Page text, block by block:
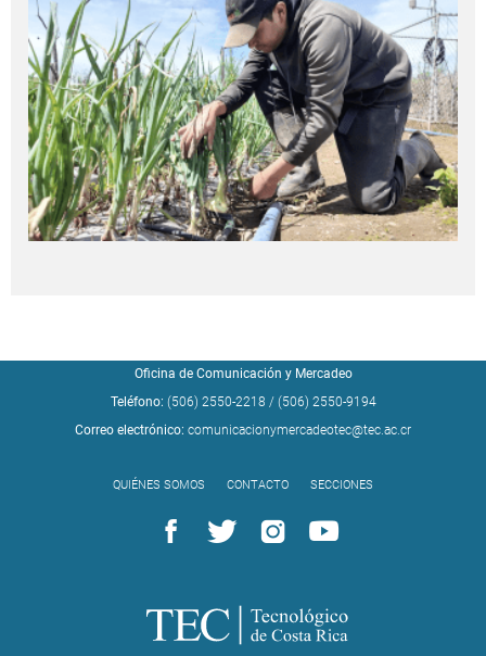
Oficina de Comunicación y Mercadeo
Teléfono: (506) 2550-2218 / (506) 2550-9194
Correo electrónico: comunicacionymercadeotec@tec.ac.cr
QUIÉNES SOMOS CONTACTO SECCIONES